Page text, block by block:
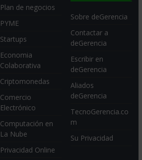
Plan de negocios
PYME
Startups
Economia
Colaborativa
Criptomonedas
Comercio
Electrónico
Computación en
La Nube
Privacidad Online
Sobre deGerencia
Contactar a
deGerencia
Escribir en
deGerencia
Aliados
deGerencia
TecnoGerencia.co
m
Su Privacidad